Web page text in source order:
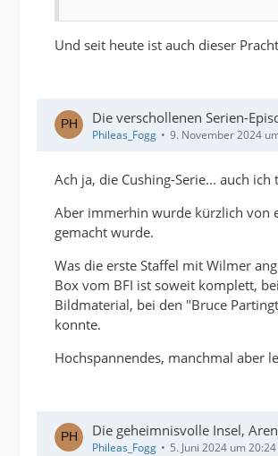
Und seit heute ist auch dieser
Die verschollenen Serien-
Phileas_Fogg 9. November 2024
Ach ja, die Cushing-Serie... auch
Aber immerhin wurde kürzlich von
gemacht wurde.
Was die erste Staffel mit Wilmer
Box vom BFI ist soweit komplett,
Bildmaterial, bei den "Bruce
konnte.
Hochspannendes, manchmal aber
Die geheimnisvolle Insel,
Phileas_Fogg 5. Juni 2024 um 20:24